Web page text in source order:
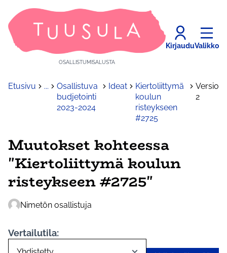
OSALLISTUMISALUSTA
KirjauduValikko
Etusivu ...
Osallistuva
budjetointi
2023-2024
Ideat
Kiertoliittymä
koulun
risteykseen
#2725
Versio
2
Muutokset kohteessa
"Kiertoliittymä koulun
risteykseen #2725"
Nimetön osallistuja
Vertailutila: